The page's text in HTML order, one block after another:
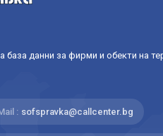
данни за фирми и обекти на
: sofspravka@callcenter.bg